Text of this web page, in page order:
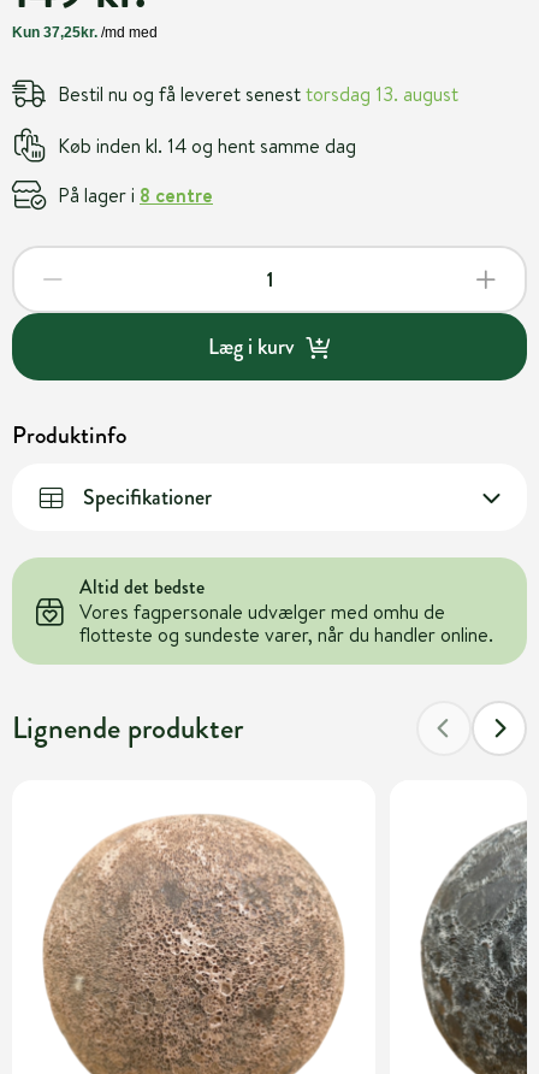
Bestil nu og få leveret senesttorsdag 13. august
Køb inden kl. 14 og hent samme dag
På lager i 8 centre
Læg i kurv
Produktinfo
Specifikationer
Altid det bedste
Vores fagpersonale udvælger med omhu de
flotteste og sundeste varer, når du handler online.
Lignende produkter